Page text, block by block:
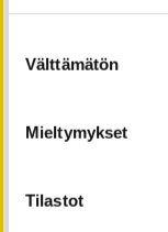
valinta
Välttämätön
Mieltymykset
Tilastot
market volatility
Navigating the
Renewable
22.04.2024